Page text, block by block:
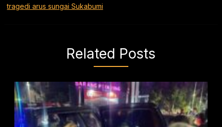
tragedi arus sungai Sukabumi
Related Posts